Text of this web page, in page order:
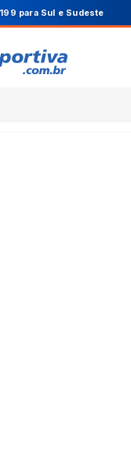
para Sul e Sudeste